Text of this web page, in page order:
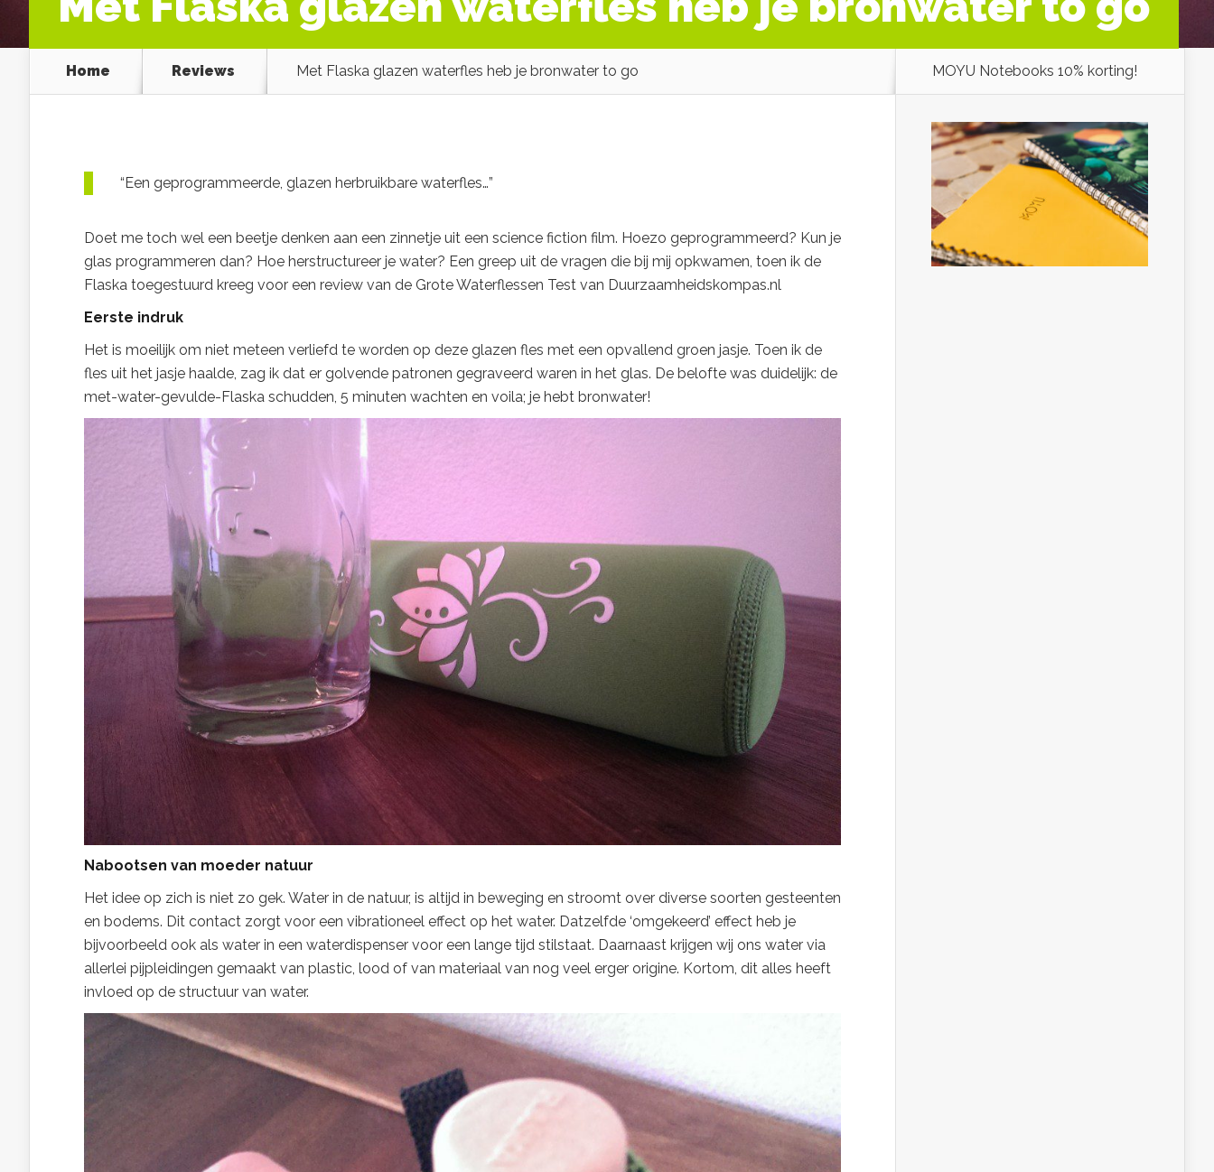
Home Reviews Met Flaska glazen waterfles heb je bronwater to go
“Een geprogrammeerde, glazen herbruikbare waterfles…”
Doet me toch wel een beetje denken aan een zinnetje uit een science fiction film. Hoezo geprogrammeerd? Kun je
glas programmeren dan? Hoe herstructureer je water? Een greep uit de vragen die bij mij opkwamen, toen ik de
Flaska toegestuurd kreeg voor een review van de Grote Waterflessen Test van Duurzaamheidskompas.nl
Eerste indruk
Het is moeilijk om niet meteen verliefd te worden op deze glazen fles met een opvallend groen jasje. Toen ik de
fles uit het jasje haalde, zag ik dat er golvende patronen gegraveerd waren in het glas. De belofte was duidelijk: de
met-water-gevulde-Flaska schudden, 5 minuten wachten en voila; je hebt bronwater!
N abootsen van moeder natuur
Het idee op zich is niet zo gek. Water in de natuur, is altijd in beweging en stroomt over diverse soorten gesteenten
en bodems. Dit contact zorgt voor een vibrationeel effect op het water. Datzelfde ‘omgekeerd’ effect heb je
bijvoorbeeld ook als water in een waterdispenser voor een lange tijd stilstaat. Daarnaast krijgen wij ons water via
allerlei pijpleidingen gemaakt van plastic, lood of van materiaal van nog veel erger origine. Kortom, dit alles heeft
invloed op de structuur van water.
MOYU Notebooks 10% korting!